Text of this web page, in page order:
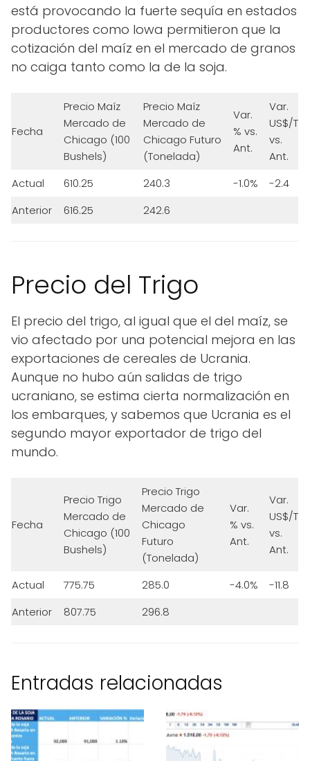
está provocando la fuerte sequía en estados
productores como Iowa permitieron que la
cotización del maíz en el mercado de granos
no caiga tanto como la de la soja.
Fecha
Precio Maíz
Mercado de
Chicago (100
Bushels)
Precio Maíz
Mercado de
Chicago Futuro
(Tonelada)
Var.
% vs.
Ant.
Var.
US$/T
vs.
Ant.
Actual
610.25 240.3 -1.0%
-2.4
Anterior
616.25 242.6
Precio del Trigo
El precio del trigo, al igual que el del maíz, se
vio afectado por una potencial mejora en las
exportaciones de cereales de Ucrania.
Aunque no hubo aún salidas de trigo
ucraniano, se estima cierta normalización en
los embarques, y sabemos que Ucrania es el
segundo mayor exportador de trigo del
mundo.
Fecha
Precio Trigo
Mercado de
Chicago (100
Bushels)
Precio Trigo
Mercado de
Chicago
Futuro
(Tonelada)
Var.
% vs.
Ant.
Var.
US$/T
vs.
Ant.
Actual 775.75 285.0 -4.0%
-11.8
Anterior
807.75 296.8
Entradas relacionadas